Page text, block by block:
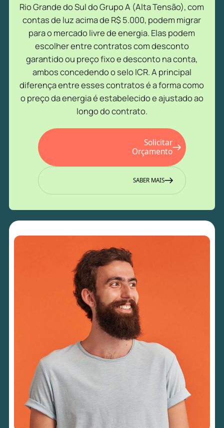
Rio Grande do Sul do Grupo A (Alta Tensão), com
contas de luz acima de R$ 5.000, podem migrar
para o mercado livre de energia. Elas podem
escolher entre contratos com desconto
garantido ou preço fixo e desconto na conta,
ambos concedendo o selo ICR. A principal
diferença entre esses contratos é a forma como
o preço da energia é estabelecido e ajustado ao
longo do contrato.
Solicitar
Orçamento
SABER MAIS